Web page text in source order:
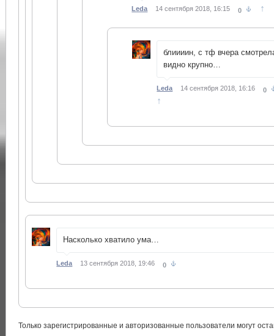
Leda 14 сентября 2018, 16:15 0 ↑
блиииин, с тф вчера
видно крупно…
Leda 14 сентября 2018, 16:16 0
↑
Насколько хватило ума…
Leda 13 сентября 2018, 19:46 0
Только зарегистрированные и авторизованные пользователи могут